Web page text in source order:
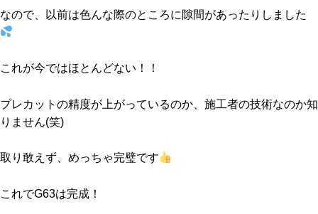
なので、以前は色んな際のところに隙間があったりしました
これが今ではほとんどない！！
プレカットの精度が上がっているのか、施工者の技術なのか知
りません(笑)
取り敢えず、めっちゃ完璧です
これでG63は完成！